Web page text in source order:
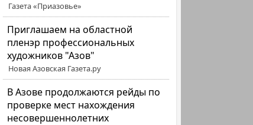
Газета «Приазовье»
Приглашаем на областной
пленэр профессиональных
художников "Азов"
Новая Азовская Газета.ру
В Азове продолжаются рейды по
проверке мест нахождения
несовершеннолетних